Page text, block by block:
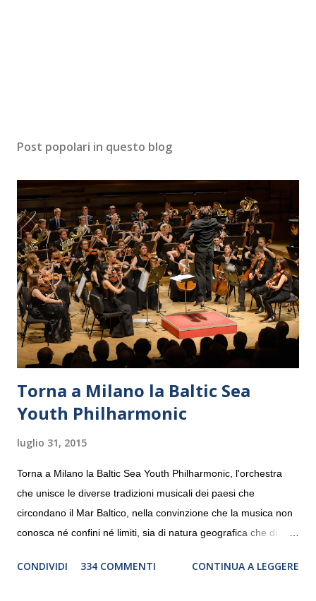
Post popolari in questo blog
Torna a Milano la Baltic Sea
Youth Philharmonic
luglio 31, 2015
Torna a Milano la Baltic Sea Youth Philharmonic, l'orchestra
che unisce le diverse tradizioni musicali dei paesi che
circondano il Mar Baltico, nella convinzione che la musica non
conosca né confini né limiti, sia di natura geografica che di
debutterà il 10 settembre a Heiden, in Germania, e toccherà, in
CONDIVIDI 334 COMMENTI CONTINUA A LEGGERE